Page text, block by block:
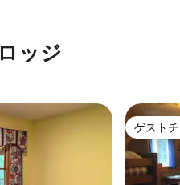
均評価
ッジ
ゲスト
ゲスト